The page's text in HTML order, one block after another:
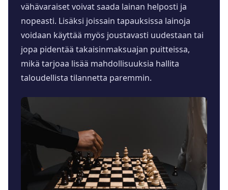
vähävaraiset voivat saada lainan helposti ja
nopeasti. Lisäksi joissain tapauksissa lainoja
voidaan käyttää myös joustavasti uudestaan tai
jopa pidentää takaisinmaksuajan puitteissa,
mikä tarjoaa lisää mahdollisuuksia hallita
taloudellista tilannetta paremmin.